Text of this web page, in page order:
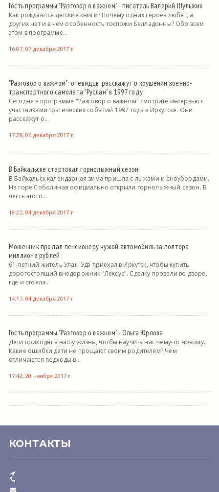
Гость программы "Разговор о важном" - писатель Валерий Шульжик
Как рождаются детские книги? Почему одних героев любят, а
других нет и в чем особенность госпожи Белладонны? Обо всем
этом в программе...
16:07, 07 декабря 2017 г.
"Разговор о важном": очевидцы расскажут о крушении военно-
транспортного самолета "Руслан" в 1997 году
Сегодня в программе "Разговор о важном" смотрите интервью с
участниками трагических событий 1997 года в Иркутске. Они
расскажут о...
17:28, 06 декабря 2017 г.
В Байкальске стартовал горнолыжный сезон
В Байкальск календарная зима пришла с лыжами и сноубордами.
На горе Соболиная официально открыли горнолыжный сезон. В
честь этого...
18:22, 04 декабря 2017 г.
Мошенник продал пенсионеру чужой автомобиль за полтора
миллиона рублей
61-летний житель Улан-Удэ приехал в Иркутск, чтобы купить
дорогостоящий внедорожник "Лексус". Сделку провели во дворе,
где и стояла...
14:17, 04 декабря 2017 г.
Гость программы "Разговор о важном" - Ольга Юрлова
Дети приходят в нашу жизнь, чтобы научить нас чему-то новому.
Какие ошибки дети не прощают своим родителям? Чем
отличаются подходы в...
17:42, 20 ноября 2017 г.
КОНТАКТЫ